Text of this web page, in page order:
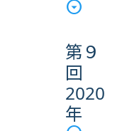
第９
回
2020
年